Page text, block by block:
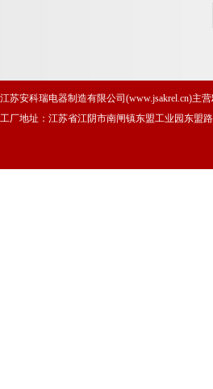
江苏安科瑞电器制造有限公司(www.jsakrel.cn)主营
工厂地址：江苏省江阴市南闸镇东盟工业园东盟